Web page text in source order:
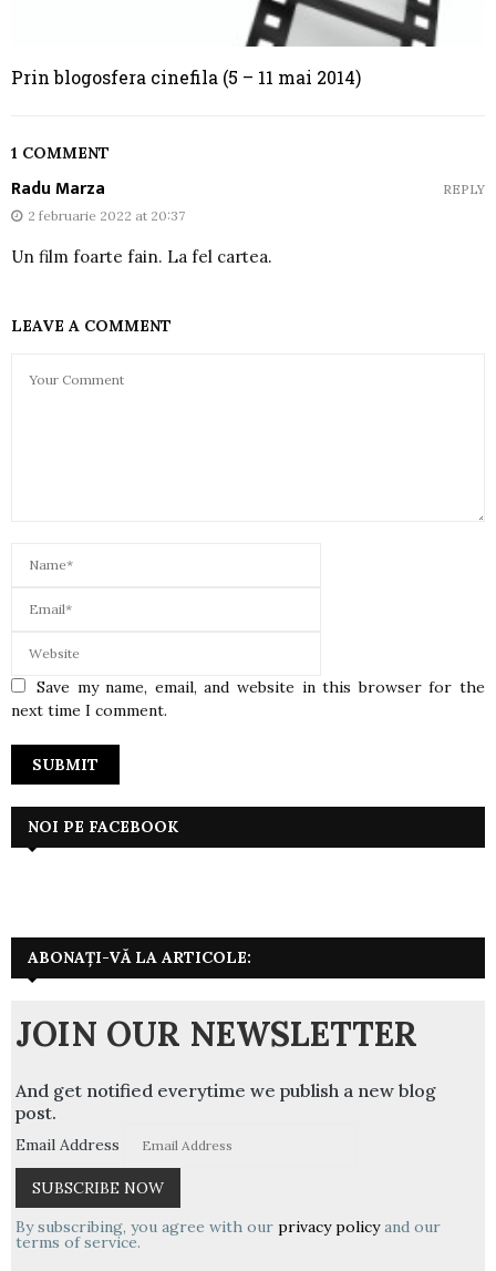
Prin blogosfera cinefila (5 – 11 mai 2014)
1 COMMENT
Radu Marza
2 februarie 2022 at 20:37
Un film foarte fain. La fel cartea.
REPLY
LEAVE A COMMENT
Save my name, email, and website in this browser for the
next time I comment.
NOI PE FACEBOOK
ABONAȚI-VĂ LA ARTICOLE:
JOIN OUR NEWSLETTER
And get notified everytime we publish a new blog
post.
Email Address
By subscribing, you agree with our privacy policyand our
terms of service.